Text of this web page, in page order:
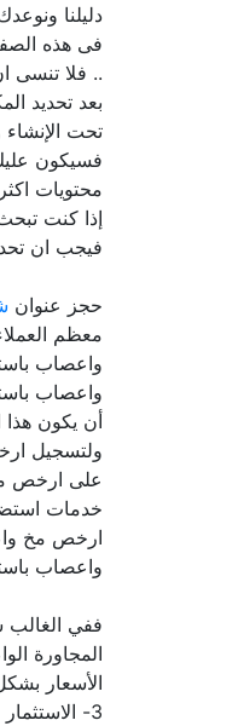
دليلنا
فى هذه
.. فلا تنسى
بعد تحديد
تحت الإنشاء
فسيكون
محتويات
إذا كنت
فيجب ان
حجز عنوان
معظم
واعصاب
واعصاب
أن يكون هذا
ولتسجيل
على ارخص
خدمات
ارخص مخ
واعصاب
ففي
المجاورة
الأسعار
3-